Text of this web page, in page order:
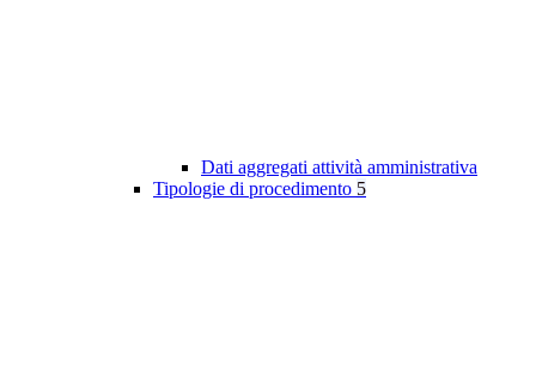
Dati aggregati attività amministrativa
Tipologie di procedimento 5